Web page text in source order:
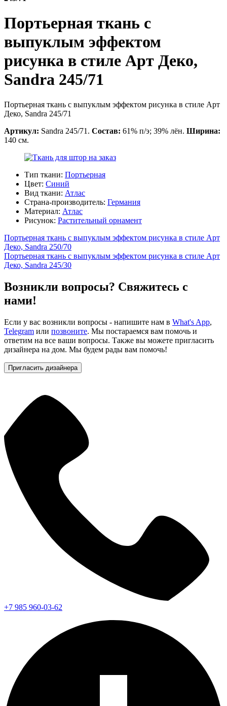
Портьерная ткань с
выпуклым эффектом
рисунка в стиле Арт Деко,
Sandra 245/71
Портьерная ткань с выпуклым эффектом рисунка в стиле Арт
Деко, Sandra 245/71
Артикул: Sandra 245/71. Состав: 61% п/э; 39% лён. Ширина:
140 см.
Тип ткани: Портьерная
Цвет: Синий
Вид ткани: Атлас
Страна-производитель: Германия
Материал: Атлас
Рисунок: Растительный орнамент
Портьерная ткань с выпуклым эффектом рисунка в стиле Арт
Деко, Sandra 250/70
Портьерная ткань с выпуклым эффектом рисунка в стиле Арт
Деко, Sandra 245/30
Возникли вопросы? Свяжитесь с
нами!
Если у вас возникли вопросы - напишите нам в What's App,
Telegram или позвоните. Мы постараемся вам помочь и
ответим на все ваши вопросы. Также вы можете пригласить
дизайнера на дом. Мы будем рады вам помочь!
Пригласить дизайнера
+7 985 960-03-62